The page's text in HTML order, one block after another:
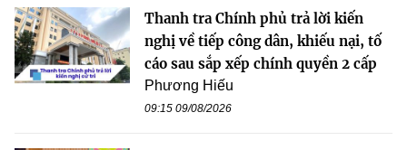
Thanh tra Chính phủ trả lời kiến
nghị về tiếp công dân, khiếu nại, tố
cáo sau sắp xếp chính quyền 2 cấp
Phương Hiếu
09:15 09/08/2026